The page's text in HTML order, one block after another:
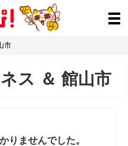
市
ス ＆ 館山市
りませんでした。